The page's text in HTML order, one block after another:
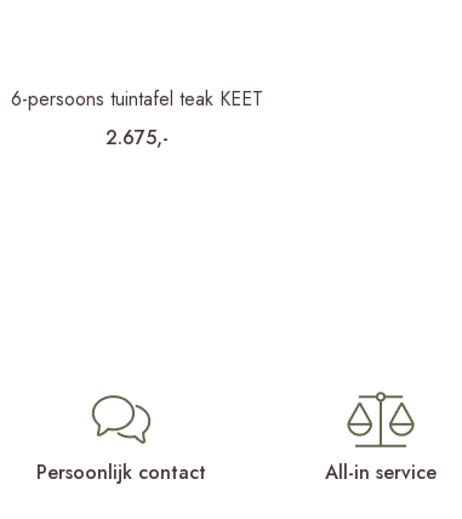
6-persoons tuintafel teak KEET
2.675,-
Persoonlijk contact All-in service